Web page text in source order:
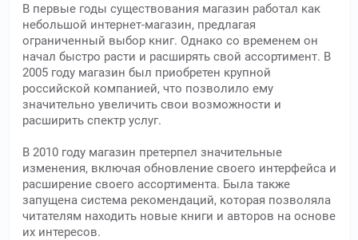
В первые годы существования магазин работал как
небольшой интернет-магазин, предлагая
ограниченный выбор книг. Однако со временем он
начал быстро расти и расширять свой ассортимент. В
2005 году магазин был приобретен крупной
российской компанией, что позволило ему
значительно увеличить свои возможности и
расширить спектр услуг.
В 2010 году магазин претерпел значительные
изменения, включая обновление своего интерфейса и
расширение своего ассортимента. Была также
запущена система рекомендаций, которая позволяла
читателям находить новые книги и авторов на основе
их интересов.